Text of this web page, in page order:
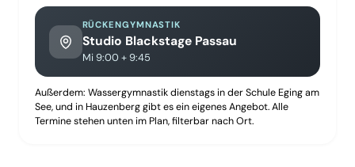
RÜCKENGYMNASTIK
Studio Blackstage Passau
Mi 9:00 + 9:45
Außerdem: Wassergymnastik dienstags in der Schule Eging am
See, und in Hauzenberg gibt es ein eigenes Angebot. Alle
Termine stehen unten im Plan, filterbar nach Ort.